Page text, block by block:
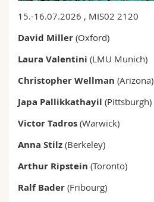
Interfacultaire
Doctorants
Programme des cours
15.-16.07.2026 , MIS02 2120
David Miller (Oxford)
Laura Valentini (LMU Munich)
Christopher Wellman (Arizona)
Japa Pallikkathayil (Pittsburgh)
Victor Tadros (Warwick)
Anna Stilz (Berkeley)
Arthur Ripstein (Toronto)
Ralf Bader (Fribourg)